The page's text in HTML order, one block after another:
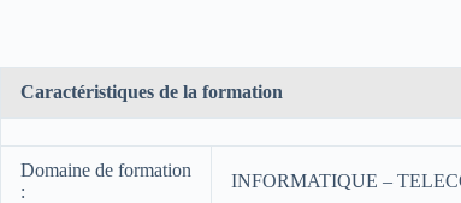
Caractéristiques de la formation
Domaine de formation
:
INFORMATIQUE –